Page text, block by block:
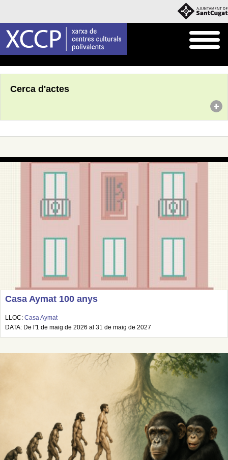
Cerca d'actes
Casa Aymat 100 anys
LLOC: Casa Aymat
DATA: De l'1 de maig de 2026 al 31 de maig de 2027